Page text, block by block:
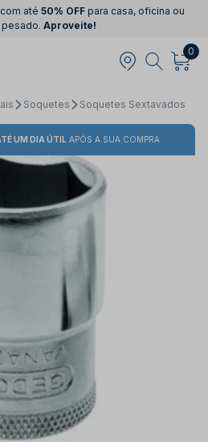
até 50% OFFpara casa, oficina ou
Aproveite!
0
Soquetes Soquetes Sextavados
UM DIA ÚTIL APÓS A SUA COMPRA